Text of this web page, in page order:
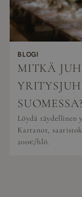
BLOGI
MITKÄ
SUOMESSA?
Löydä täydellinen
Kartanot,
200€/hlö.